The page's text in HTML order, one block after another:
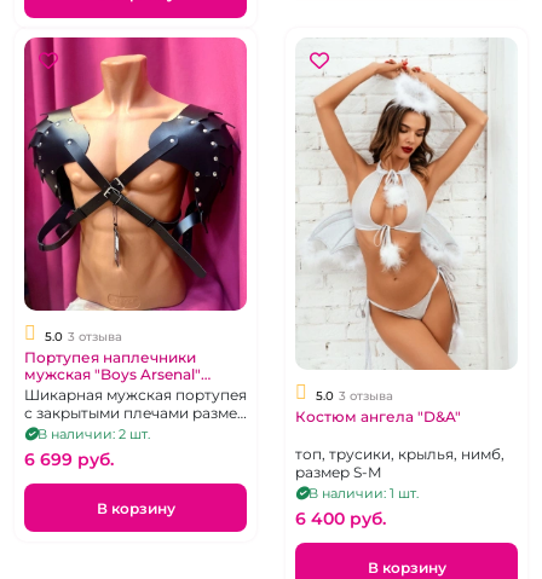
5.0 3 отзыва
Портупея наплечники
мужская "Boys Arsenal"
кожаная
Шикарная мужская портупея
с закрытыми плечами размер
44-50
В наличии: 2 шт.
6 699 pуб.
В корзину
5.0 3 отзыва
Костюм ангела "D&A"
топ, трусики, крылья, нимб,
размер S-М
В наличии: 1 шт.
6 400 pуб.
В корзину